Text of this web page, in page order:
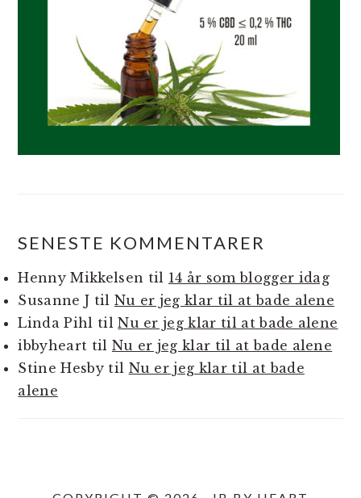
SENESTE KOMMENTARER
Henny Mikkelsen til 14 år som blogger idag
Susanne J til Nu er jeg klar til at bade alene
Linda Pihl tilNu er jeg klar til at bade alene
ibbyheart til Nu er jeg klar til at bade alene
Stine Hesbytil Nu er jeg klar til at bade
alene